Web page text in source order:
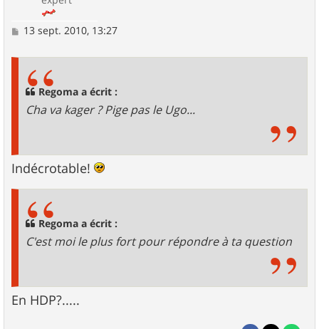
M13 sept. 2010, 13:27
Regoma a écrit :
Cha va kager ? Pige pas le Ugo...
Indécrotable!
Regoma a écrit :
C'est moi le plus fort pour répondre à ta question
En HDP?.....